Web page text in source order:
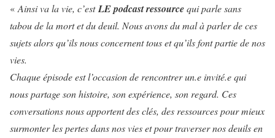
«Ainsi va la vie, c’estLE podcast ressourcequi parle sans
tabou de la mort et du deuil. Nous avons du mal à parler de ces
sujets alors qu’ils nous concernent tous et qu’ils font partie de nos
vies.
Chaque épisode est l’occasion de rencontrer un.e invité.e qui
nous partage son histoire, son expérience, son regard. Ces
conversations nous apportent des clés, des ressources pour mieux
surmonter les pertes dans nos vies et pour traverser nos deuils en